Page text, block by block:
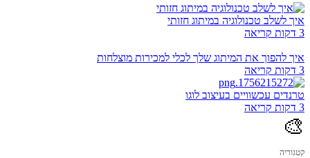
איך לשלב טכנולוגיה במיתוג חזותי
3 דקות קריאה
איך להפוך את המיתוג שלך לכלי למכירות מוצלחות
3 דקות קריאה
טרנדים עכשוויים בעיצוב לוגו
3 דקות קריאה
🎨
קטגוריה